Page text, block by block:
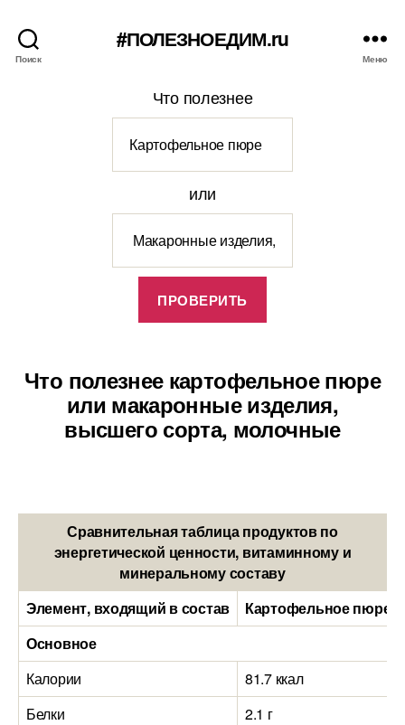
Поиск
#ПОЛЕЗНОЕДИМ.ru
Меню
Что полезнее
или
Что полезнее картофельное пюре
или макаронные изделия,
высшего сорта, молочные
Сравнительная таблица продуктов по
энергетической ценности, витаминному и
минеральному составу
Элемент, входящий в состав
Картофельное пюре
Основное
Калории
81.7 ккал
Белки
2.1 г